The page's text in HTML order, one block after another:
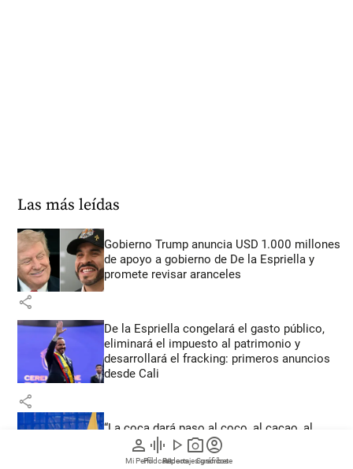
person
Mi Perfil
graphic_eq
Pódcast
play_arrow
Videos
photo_camera
Reportajes gráficos
account_circle
Suscríbete
Las más leídas
Gobierno Trump anuncia USD 1.000 millones
de apoyo a gobierno de De la Espriella y
promete revisar aranceles
share
De la Espriella congelará el gasto público,
eliminará el impuesto al patrimonio y
desarrollará el fracking: primeros anuncios
desde Cali
share
“La coca dará paso al coco, al cacao, al
café”: así fue la posesión de De la Espriella
en Cali